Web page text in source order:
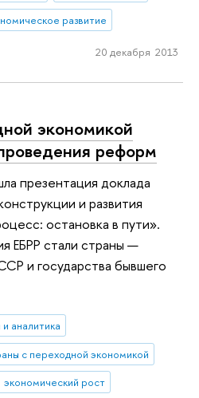
развитие
20 декабря 2013
экономикой
реформ
презентация доклада
и развития
остановка в пути».
ЕБРР стали страны —
и государства бывшего
аналитика
с переходной экономикой
экономический рост